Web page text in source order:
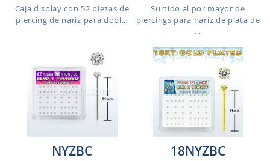
Caja display con 52 piezas de
piercing de nariz para dobl...
Surtido al por mayor de
piercings para nariz de plata de
...
NYZBC 18NYZBC